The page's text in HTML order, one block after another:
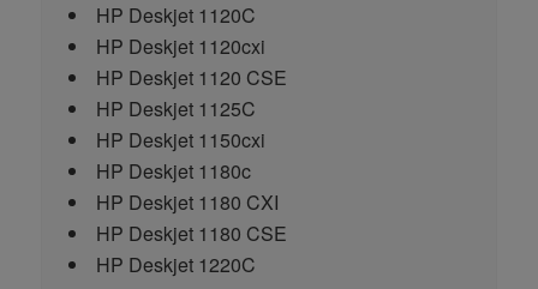
HP Deskjet 1120C
HP Deskjet 1120cxi
HP Deskjet 1120 CSE
HP Deskjet 1125C
HP Deskjet 1150cxi
HP Deskjet 1180c
HP Deskjet 1180 CXI
HP Deskjet 1180 CSE
HP Deskjet 1220C